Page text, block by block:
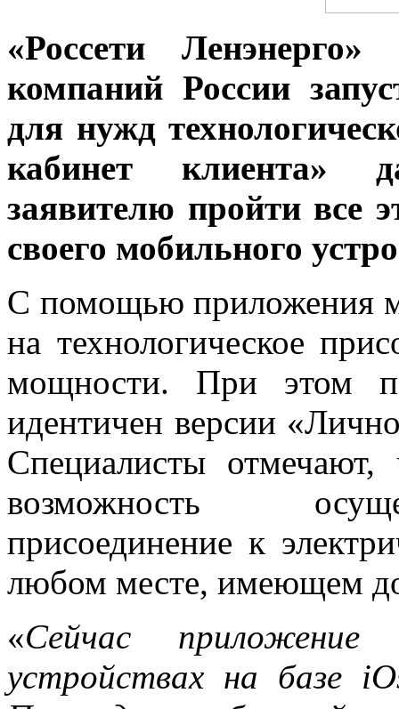
«Россети
компаний России
для нужд
кабинет клиента»
заявителю пройти все
своего мобильного
С помощью приложения
на технологическое
мощности. При этом
идентичен версии
Специалисты
возможность
присоединение к
любом месте, имеющем
«Сейчас
устройствах на базе